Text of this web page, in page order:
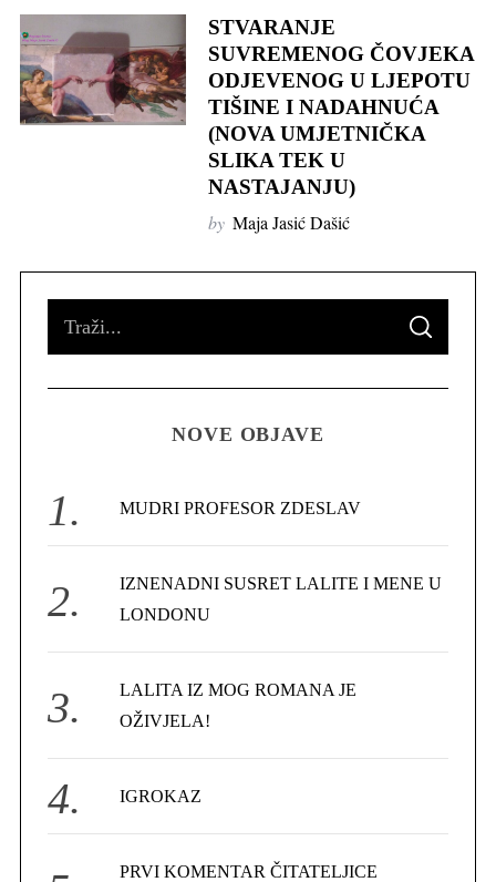
STVARANJE
SUVREMENOG ČOVJEKA
ODJEVENOG U LJEPOTU
TIŠINE I NADAHNUĆA
(NOVA UMJETNIČKA
SLIKA TEK U
NASTAJANJU)
by Maja Jasić Dašić
o
S
A
C
NOVE OBJAVE
MUDRI PROFESOR ZDESLAV
IZNENADNI SUSRET LALITE I MENE U
LONDONU
LALITA IZ MOG ROMANA JE
OŽIVJELA!
IGROKAZ
PRVI KOMENTAR ČITATELJICE